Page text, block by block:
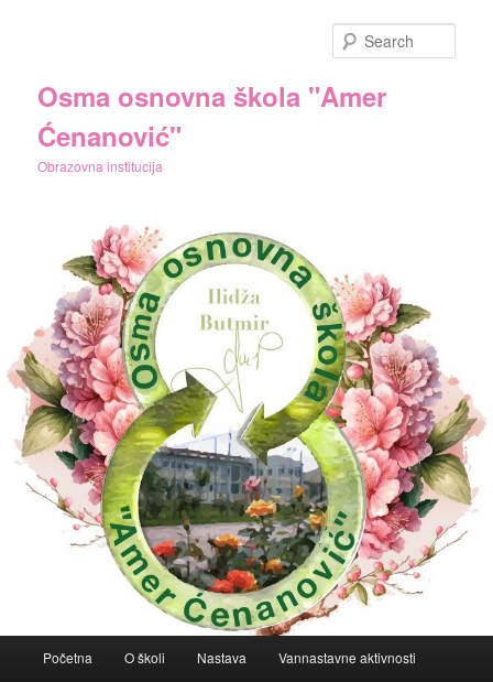
Osma osnovna škola "Amer
Ćenanović"
Obrazovna institucija
Početna O školi Nastava Vannastavne aktivnosti